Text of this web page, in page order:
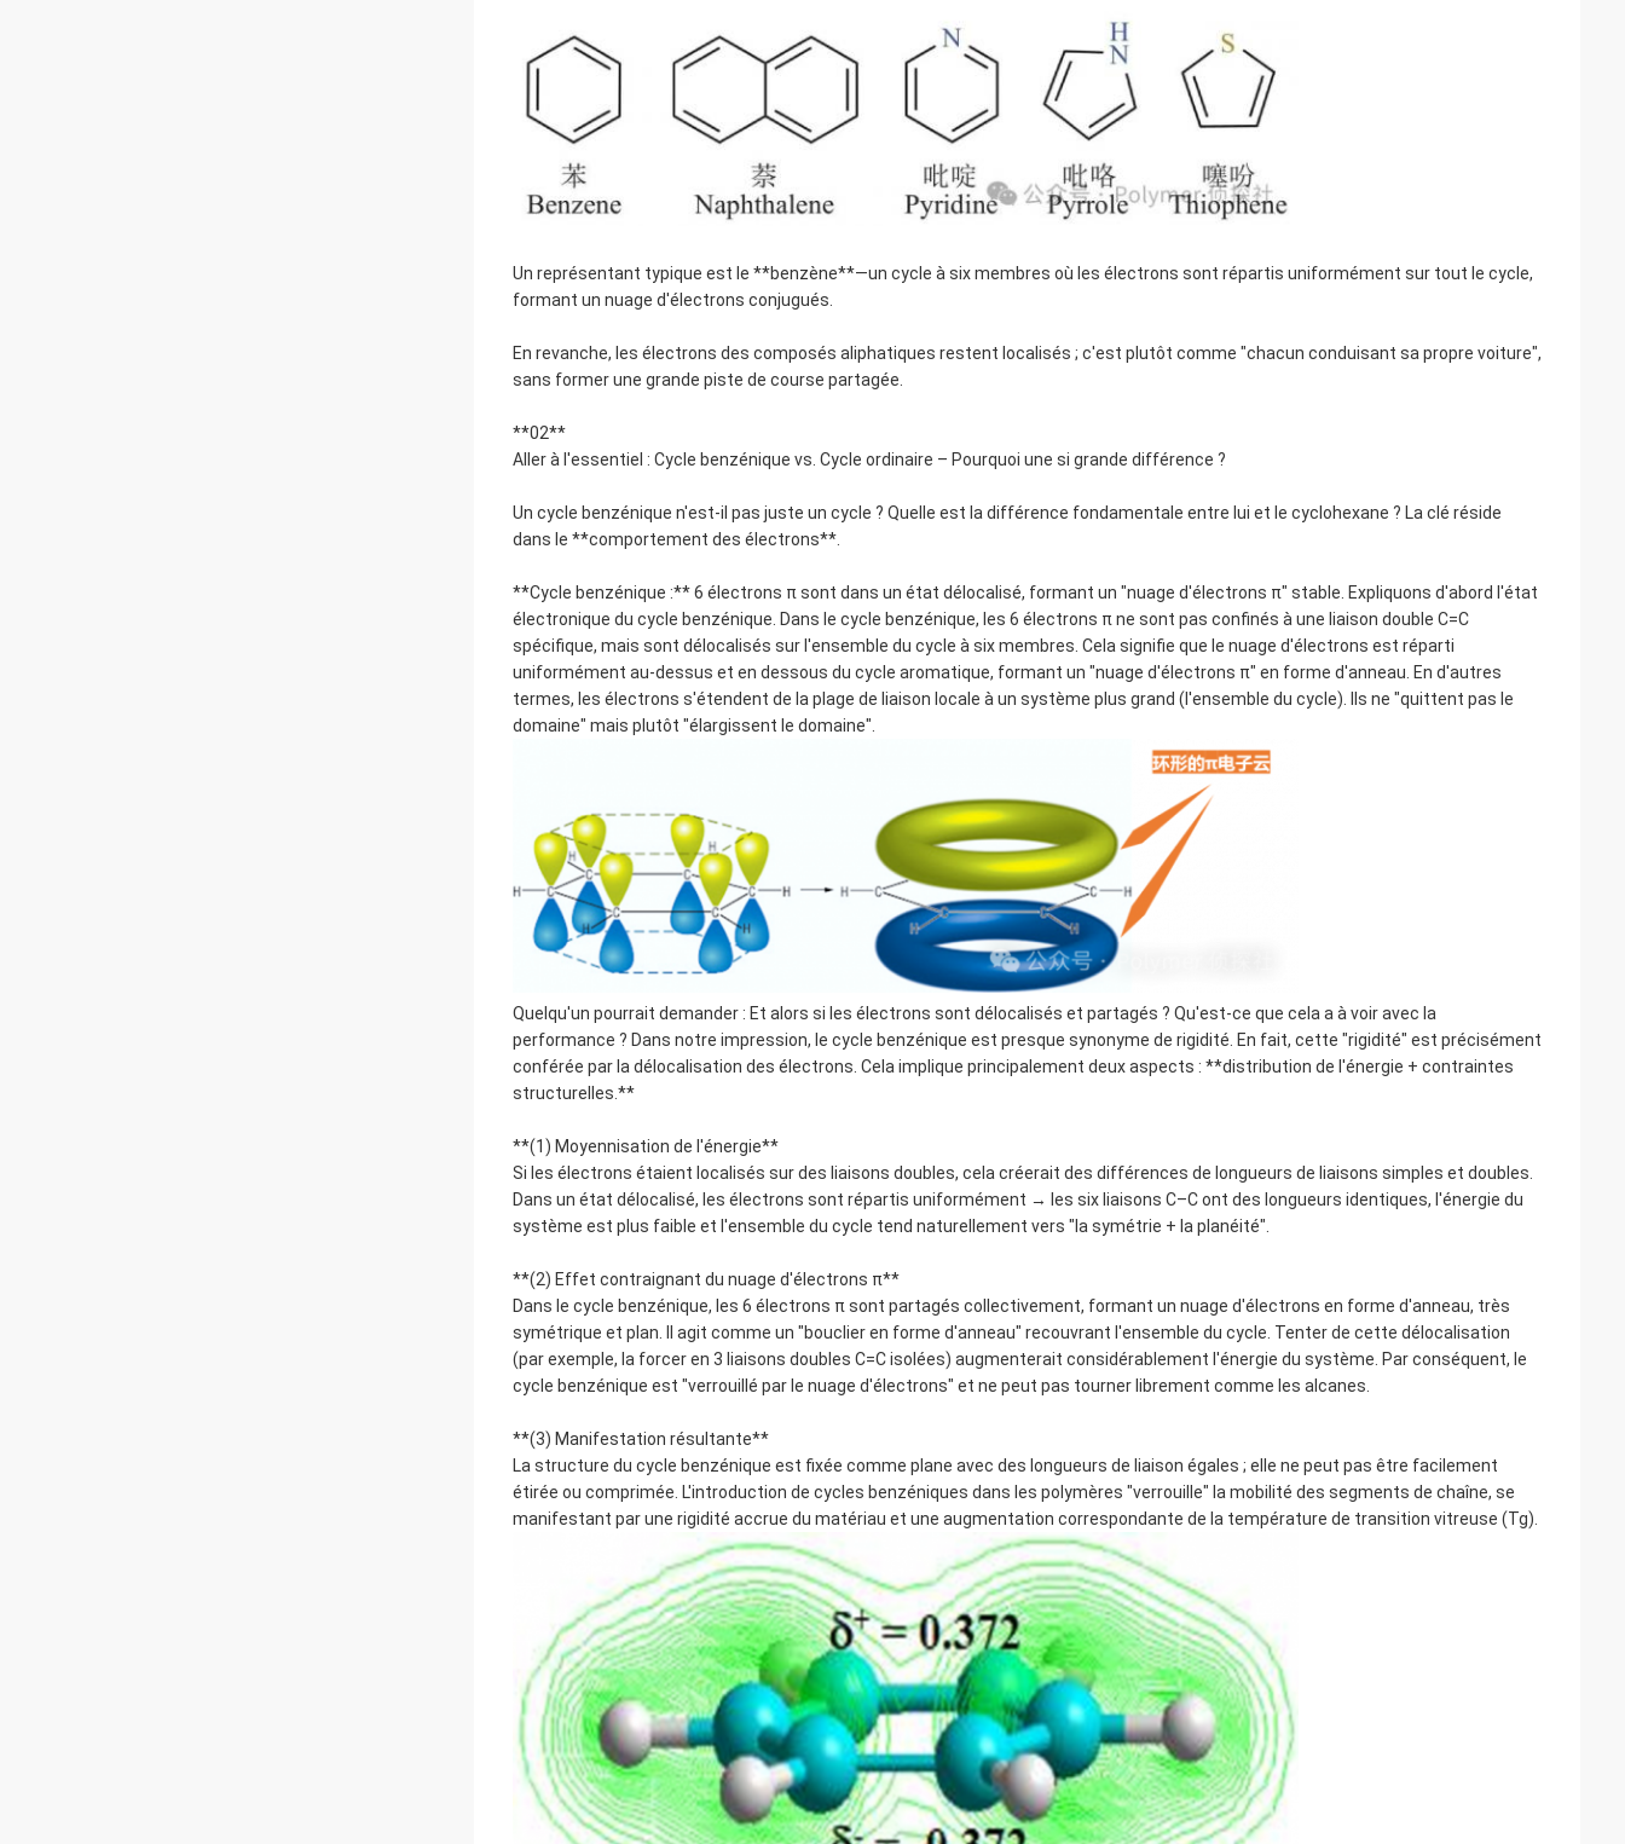
Un représentant typique est le **benzène**—un cycle à six membres où les électrons sont répartis uniformément sur tout le cycle,
formant un nuage d'électrons conjugués.
En revanche, les électrons des composés aliphatiques restent localisés ; c'est plutôt comme "chacun conduisant sa propre voiture",
sans former une grande piste de course partagée.
**02**
Aller à l'essentiel : Cycle benzénique vs. Cycle ordinaire – Pourquoi une si grande différence ?
Un cycle benzénique n'est-il pas juste un cycle ? Quelle est la différence fondamentale entre lui et le cyclohexane ? La clé réside
dans le **comportement des électrons**.
**Cycle benzénique :** 6 électrons π sont dans un état délocalisé, formant un "nuage d'électrons π" stable. Expliquons d'abord l'état
électronique du cycle benzénique. Dans le cycle benzénique, les 6 électrons π ne sont pas confinés à une liaison double C=C
spécifique, mais sont délocalisés sur l'ensemble du cycle à six membres. Cela signifie que le nuage d'électrons est réparti
uniformément au-dessus et en dessous du cycle aromatique, formant un "nuage d'électrons π" en forme d'anneau. En d'autres
termes, les électrons s'étendent de la plage de liaison locale à un système plus grand (l'ensemble du cycle). Ils ne "quittent pas le
domaine" mais plutôt "élargissent le domaine".
Quelqu'un pourrait demander : Et alors si les électrons sont délocalisés et partagés ? Qu'est-ce que cela a à voir avec la
performance ? Dans notre impression, le cycle benzénique est presque synonyme de rigidité. En fait, cette "rigidité" est précisément
conférée par la délocalisation des électrons. Cela implique principalement deux aspects : **distribution de l'énergie + contraintes
structurelles.**
**(1) Moyennisation de l'énergie**
Si les électrons étaient localisés sur des liaisons doubles, cela créerait des différences de longueurs de liaisons simples et doubles.
Dans un état délocalisé, les électrons sont répartis uniformément → les six liaisons C–C ont des longueurs identiques, l'énergie du
système est plus faible et l'ensemble du cycle tend naturellement vers "la symétrie + la planéité".
**(2) Effet contraignant du nuage d'électrons π**
Dans le cycle benzénique, les 6 électrons π sont partagés collectivement, formant un nuage d'électrons en forme d'anneau, très
symétrique et plan. Il agit comme un "bouclier en forme d'anneau" recouvrant l'ensemble du cycle. Tenter de cette délocalisation
(par exemple, la forcer en 3 liaisons doubles C=C isolées) augmenterait considérablement l'énergie du système. Par conséquent, le
cycle benzénique est "verrouillé par le nuage d'électrons" et ne peut pas tourner librement comme les alcanes.
**(3) Manifestation résultante**
La structure du cycle benzénique est fixée comme plane avec des longueurs de liaison égales ; elle ne peut pas être facilement
étirée ou comprimée. L'introduction de cycles benzéniques dans les polymères "verrouille" la mobilité des segments de chaîne, se
manifestant par une rigidité accrue du matériau et une augmentation correspondante de la température de transition vitreuse (Tg).